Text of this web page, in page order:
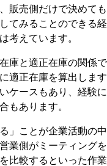
販売側だけで決めて
てみることのできる
考えています。
庫と適正在庫の関係
適正在庫を算出しま
ケースもあり、経験
もあります。
」ことが企業活動の
業側がミーティング
比較するといった作